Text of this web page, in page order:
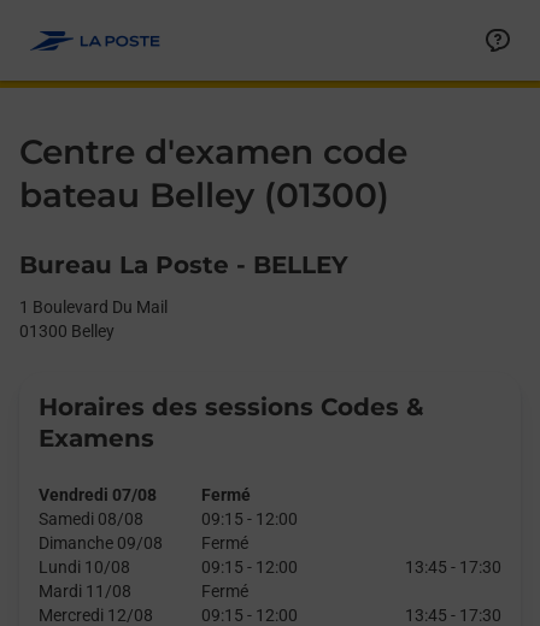
Centre d'examen code
bateau Belley (01300)
Bureau La Poste - BELLEY
1 Boulevard Du Mail
01300 Belley
Horaires des sessions Codes &
Examens
Vendredi 07/08
Fermé
Samedi 08/08
09:15 - 12:00
Dimanche 09/08
Fermé
Lundi 10/08
09:15 - 12:00 13:45 - 17:30
Mardi 11/08
Fermé
Mercredi 12/08
09:15 - 12:00 13:45 - 17:30